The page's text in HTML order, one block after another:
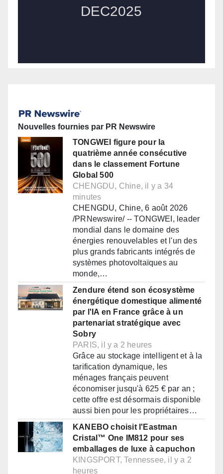
Nouvelles fournies par PR Newswire
TONGWEI figure pour la
quatrième année consécutive
dans le classement Fortune
Global 500
CHENGDU, Chine, il y a 34
minutes
CHENGDU, Chine, 6 août 2026
/PRNewswire/ -- TONGWEI, leader
mondial dans le domaine des
énergies renouvelables et l'un des
plus grands fabricants intégrés de
systèmes photovoltaïques au
monde,…
Zendure étend son écosystème
énergétique domestique alimenté
par l'IA en France grâce à un
partenariat stratégique avec
Sobry
PARIS, il y a 2 heures
Grâce au stockage intelligent et à la
tarification dynamique, les
ménages français peuvent
économiser jusqu'à 625 € par an ;
cette offre est désormais disponible
aussi bien pour les propriétaires…
KANEBO choisit l'Eastman
Cristal™ One IM812 pour ses
emballages de luxe à capuchon
KINGSPORT, Tennessee, il y a 2
heures